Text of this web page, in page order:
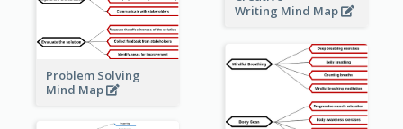
Writing Mind Map
Problem Solving
Mind Map